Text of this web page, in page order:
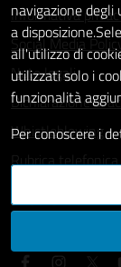
Informativa
Social Media
Note legali
Dichiarazione di
Whistleblowing
Rubrica telefonica
SEGUICI SU
navigazione
a
all'utilizzo di
utilizzati solo i
funzionalità
Per conoscere i